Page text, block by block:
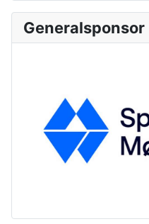
Generalsponsor